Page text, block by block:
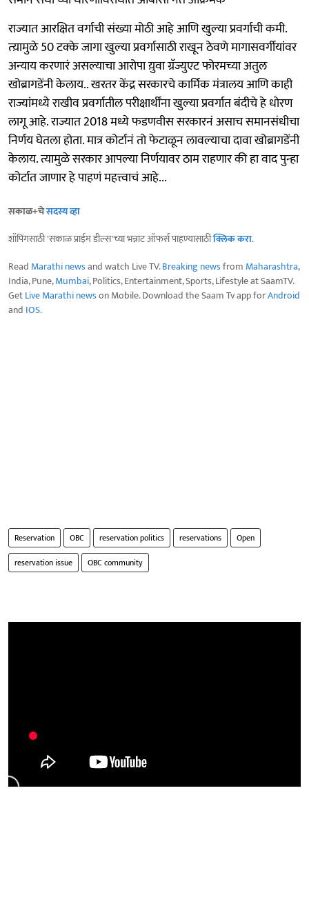
राज्यात आरक्षित वर्गाची संख्या मोठी आहे आणि खुल्या प्रवर्गाची कमी.
त्य़ामुळे 50 टक्के जागा खुल्या प्रवर्गासाठी राखून ठेवणे मागासवर्गीयांवर
अन्याय करणारं असल्याचा आरोपा य़ुवा ग्रॅज्युएट फोरमच्या अतुल
खोब्रागडेंनी केलाय.. खरतर केंद्र सरकारचे कार्मिक मंत्रालय आणि काही
राज्यांमध्ये राखीव प्रवर्गातील परीक्षार्थींना खुल्या प्रवर्गात बंदीचे हे धोरण
लागू आहे. राज्यात 2018 मध्ये फडणवीस सरकारनं असाच समानसंधीचा
निर्णय घेतला होता. मात्र कोर्टानं तो फेटाळून लावल्याचा दावा खोब्रागडेंनी
केलाय. त्यामुळे सरकार आपल्या निर्णयावर ठाम राहणार की हा वाद पुन्हा
कोर्टात जाणार हे पाहणं महत्त्वाचं आहे...
सकाळ+चेसदस्य व्हा
शॉपिंगसाठी 'सकाळ प्राईम डील्स'च्या भन्नाट ऑफर्स पाहण्यासाठीक्लिक करा.
Read Marathi newsand watch Live TV.Breaking newsfrom Maharashtra,
India, Pune,Mumbai, Politics, Entertainment, Sports, Lifestyle at SaamTV.
GetLive Marathi newson Mobile. Download the Saam Tv app forAndroid
and IOS.
Reservation OBC reservation politics reservations
Open
reservation issue
OBC community